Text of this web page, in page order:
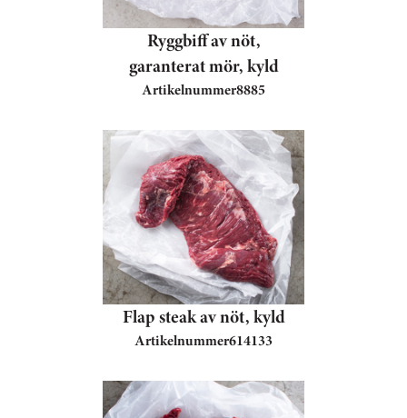
Ryggbiff av nöt,
garanterat mör, kyld
Artikelnummer8885
Flap steak av nöt, kyld
Artikelnummer614133